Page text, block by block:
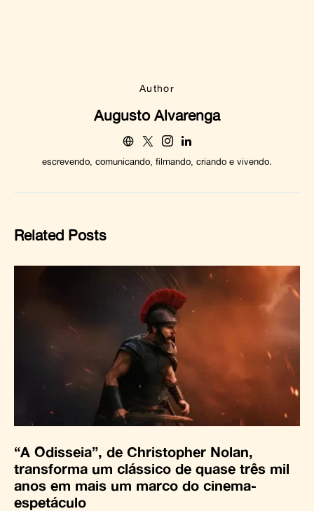
Author
Augusto Alvarenga
escrevendo, comunicando, filmando, criando e vivendo.
Related Posts
“A Odisseia”, de Christopher Nolan,
transforma um clássico de quase três mil
anos em mais um marco do cinema-
espetáculo